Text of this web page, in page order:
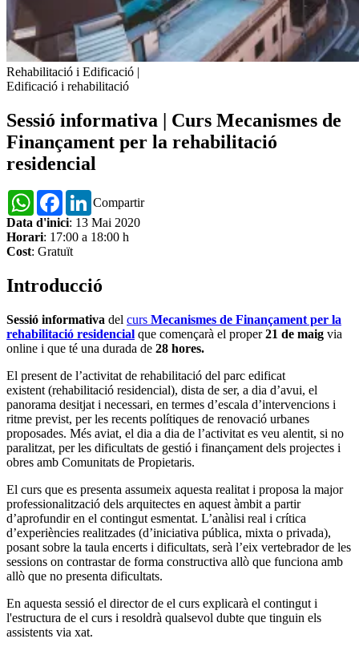
Rehabilitació i Edificació |
Edificació i rehabilitació
Sessió informativa | Curs Mecanismes de
Finançament per la rehabilitació
residencial
Compartir
WhatsAppFacebookLinkedIn
Data d'inici: 13 Mai 2020
Horari: 17:00 a 18:00 h
Cost: Gratuït
Introducció
Sessió informativa del curs Mecanismes de Finançament per la
rehabilitació residencial que començarà el proper21 de maig via
online i que té una durada de 28 hores.
El present de l’activitat de rehabilitació del parc edificat
existent (rehabilitació residencial), dista de ser, a dia d’avui, el
panorama desitjat i necessari, en termes d’escala d’intervencions i
ritme previst, per les recents polítiques de renovació urbanes
proposades. Més aviat, el dia a dia de l’activitat es veu alentit, si no
paralitzat, per les dificultats de gestió i finançament dels projectes i
obres amb Comunitats de Propietaris.
El curs que es presenta assumeix aquesta realitat i proposa la major
professionalització dels arquitectes en aquest àmbit a partir
d’aprofundir en el contingut esmentat. L’anàlisi real i crítica
d’experiències realitzades (d’iniciativa pública, mixta o privada),
posant sobre la taula encerts i dificultats, serà l’eix vertebrador de les
sessions on contrastar de forma constructiva allò que funciona amb
allò que no presenta dificultats.
En aquesta sessió el director de el curs explicarà el contingut i
l'estructura de el curs i resoldrà qualsevol dubte que tinguin els
assistents via xat.